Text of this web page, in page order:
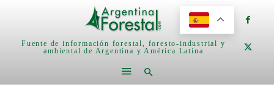
Fuente de información forestal, foresto-industrial y
ambiental de Argentina y América Latina